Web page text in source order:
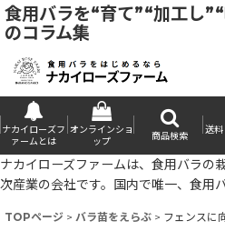
食用バラを“育て”“加工し
のコラム集
ナカイローズフ
ァームとは
オンラインショ
ップ
商品検索
送料
ナカイローズファームは、食用バラの
次産業の会社です。国内で唯一、食用
TOPページ > バラ苗をえらぶ > フェンスに